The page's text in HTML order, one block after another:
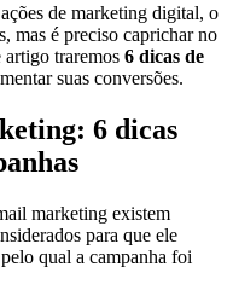
de marketing digital, o
mas é preciso caprichar no
traremos 6 dicas de
suas conversões.
6 dicas
marketing existem
para que ele
pelo qual a campanha foi